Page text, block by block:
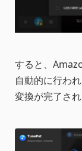
すると、
自動的に行わ
変換が完了され